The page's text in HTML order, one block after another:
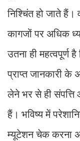
निश्चिंत हो जाते
कागजों पर अधिक
उतना ही महत्वपूर्ण
प्राप्त जानकारी
लेने भर से ही
हैं। भविष्य में
म्यूटेशन चेक करना